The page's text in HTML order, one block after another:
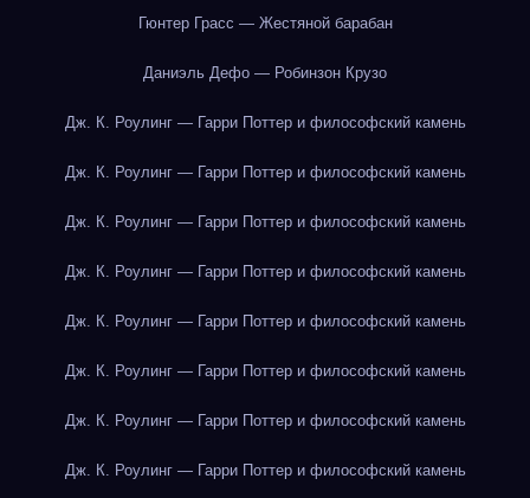
Гюнтер Грасс — Жестяной барабан
Даниэль Дефо — Робинзон Крузо
Дж. К. Роулинг — Гарри Поттер и философский камень
Дж. К. Роулинг — Гарри Поттер и философский камень
Дж. К. Роулинг — Гарри Поттер и философский камень
Дж. К. Роулинг — Гарри Поттер и философский камень
Дж. К. Роулинг — Гарри Поттер и философский камень
Дж. К. Роулинг — Гарри Поттер и философский камень
Дж. К. Роулинг — Гарри Поттер и философский камень
Дж. К. Роулинг — Гарри Поттер и философский камень